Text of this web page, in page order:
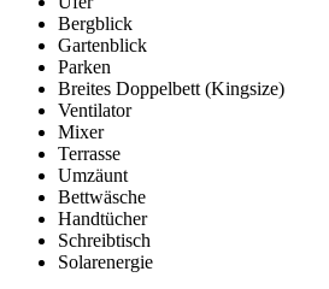
Bergblick
Gartenblick
Parken
Breites Doppelbett (Kingsize)
Ventilator
Mixer
Terrasse
Umzäunt
Bettwäsche
Handtücher
Schreibtisch
Solarenergie